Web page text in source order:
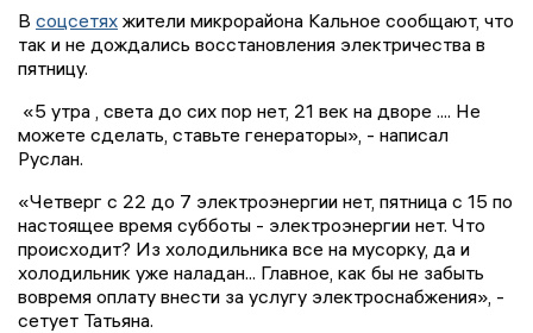
В соцсетях жители микрорайона Кальное сообщают, что
так и не дождались восстановления электричества в
пятницу.
«5 утра , света до сих пор нет, 21 век на дворе .... Не
можете сделать, ставьте генераторы», - написал
Руслан.
«Четверг с 22 до 7 электроэнергии нет, пятница с 15 по
настоящее время субботы - электроэнергии нет. Что
происходит? Из холодильника все на мусорку, да и
холодильник уже наладан... Главное, как бы не забыть
вовремя оплату внести за услугу электроснабжения», -
сетует Татьяна.